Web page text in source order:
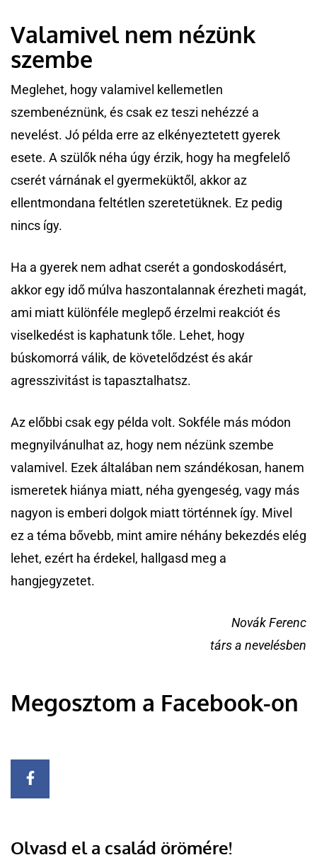
Valamivel nem nézünk
szembe
Meglehet, hogy valamivel kellemetlen
szembenéznünk, és csak ez teszi nehézzé a
nevelést. Jó példa erre az elkényeztetett gyerek
esete. A szülők néha úgy érzik, hogy ha megfelelő
cserét várnának el gyermeküktől, akkor az
ellentmondana feltétlen szeretetüknek. Ez pedig
nincs így.
Ha a gyerek nem adhat cserét a gondoskodásért,
akkor egy idő múlva haszontalannak érezheti magát,
ami miatt különféle meglepő érzelmi reakciót és
viselkedést is kaphatunk tőle. Lehet, hogy
búskomorrá válik, de követelődzést és akár
agresszivitást is tapasztalhatsz.
Az előbbi csak egy példa volt. Sokféle más módon
megnyilvánulhat az, hogy nem nézünk szembe
valamivel. Ezek általában nem szándékosan, hanem
ismeretek hiánya miatt, néha gyengeség, vagy más
nagyon is emberi dolgok miatt történnek így. Mivel
ez a téma bővebb, mint amire néhány bekezdés elég
lehet, ezért ha érdekel, hallgasd meg a
hangjegyzetet.
Novák Ferenc
társ a nevelésben
Megosztom a Facebook-on
Olvasd el a család örömére!